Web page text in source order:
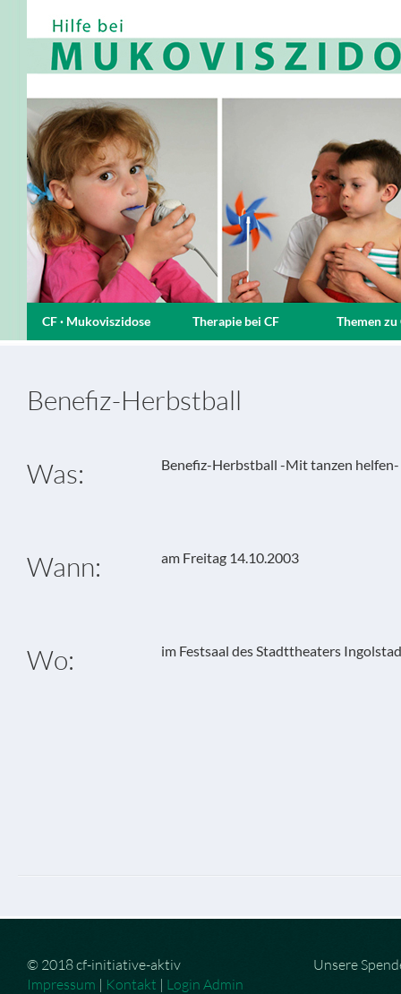
CF · Mukoviszidose Therapie bei CF Themen zu
Benefiz-Herbstball
Was: Benefiz-Herbstball -Mit tanzen helfen-
Wann: am Freitag 14.10.2003
Wo: im Festsaal des Stadttheaters
© 2018 cf-initiative-aktiv
Impressum | Kontakt | Login Admin
Unsere